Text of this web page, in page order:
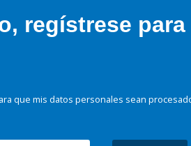
regístrese
que mis datos personales sean